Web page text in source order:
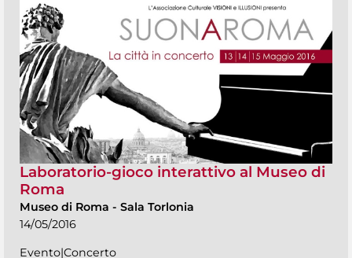
Laboratorio-gioco interattivo al Museo di
Roma
Museo di Roma - Sala Torlonia
14/05/2016
Evento|Concerto